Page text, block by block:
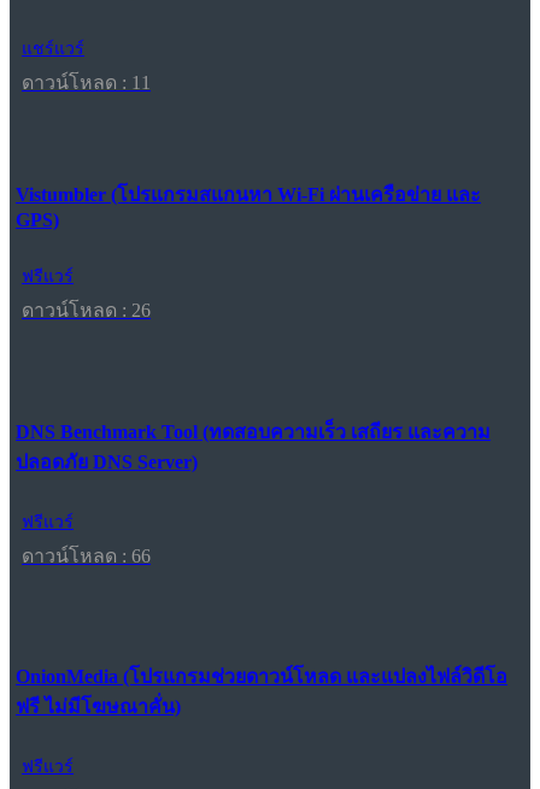
แชร์แวร์
ดาวน์โหลด : 11
Vistumbler (โปรแกรมสแกนหา Wi-Fi ผ่านเครือข่าย และ
GPS)
ฟรีแวร์
ดาวน์โหลด : 26
DNS Benchmark Tool (ทดสอบความเร็ว เสถียร และความ
ปลอดภัย DNS Server)
ฟรีแวร์
ดาวน์โหลด : 66
OnionMedia (โปรแกรมช่วยดาวน์โหลด และแปลงไฟล์วิดีโอ
ฟรี ไม่มีโฆษณาคั่น)
ฟรีแวร์